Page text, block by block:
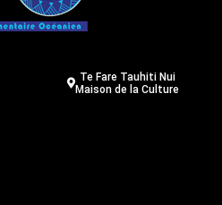
Te Fare Tauhiti Nui
Maison de la Culture